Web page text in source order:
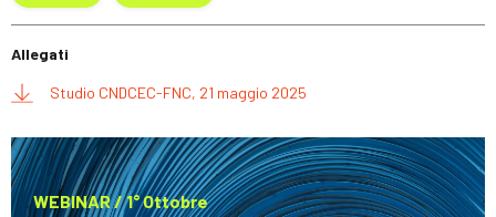
Allegati
Studio CNDCEC-FNC, 21 maggio 2025
WEBINAR / 1° Ottobre